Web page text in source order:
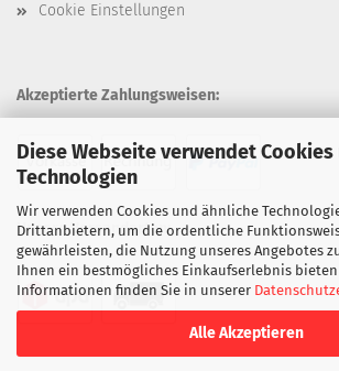
Diese Webseite verwendet
Technologien
Wir verwenden Cookies und ähnliche
Drittanbietern, um die ordentliche
gewährleisten, die Nutzung unseres Angebotes
Ihnen ein bestmögliches Einkaufserlebnis
Informationen finden Sie in unserer
Alle Akzeptieren
Cookie Einstellungen
Akzeptierte Zahlungsweisen:
Unsere Versandarten: